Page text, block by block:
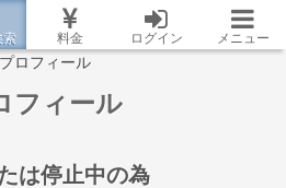
索 料金 ログイン メニュー
プロフィール
フィール
は停止中の為